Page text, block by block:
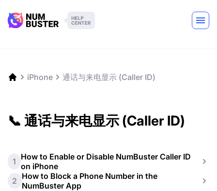
iPhone 通话与来电显示 (Caller ID)
📞 通话与来电显示 (Caller ID)
1 How to Enable or Disable NumBuster Caller ID
on iPhone
2 How to Block a Phone Number in the
NumBuster App